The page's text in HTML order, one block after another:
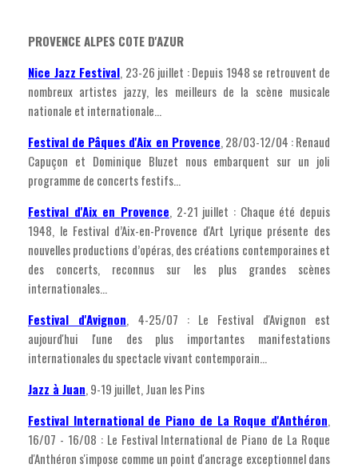
PROVENCE ALPES COTE D'AZUR
Nice Jazz Festival, 23-26 juillet : Depuis 1948 se retrouvent de
nombreux artistes jazzy, les meilleurs de la scène musicale
nationale et internationale...
Festival de Pâques d'Aix en Provence, 28/03-12/04 : Renaud
Capuçon et Dominique Bluzet nous embarquent sur un joli
programme de concerts festifs...
Festival d'Aix en Provence, 2-21 juillet : Chaque été depuis
1948, le Festival d’Aix-en-Provence d'Art Lyrique présente des
nouvelles productions d’opéras, des créations contemporaines et
des concerts, reconnus sur les plus grandes scènes
internationales...
Festival d'Avignon, 4-25/07 : Le Festival d'Avignon est
aujourd'hui l'une des plus importantes manifestations
internationales du spectacle vivant contemporain...
Jazz à Juan, 9-19 juillet, Juan les Pins
Festival International de Piano de La Roque d'Anthéron,
16/07 - 16/08 : Le Festival International de Piano de La Roque
d'Anthéron s'impose comme un point d'ancrage exceptionnel dans